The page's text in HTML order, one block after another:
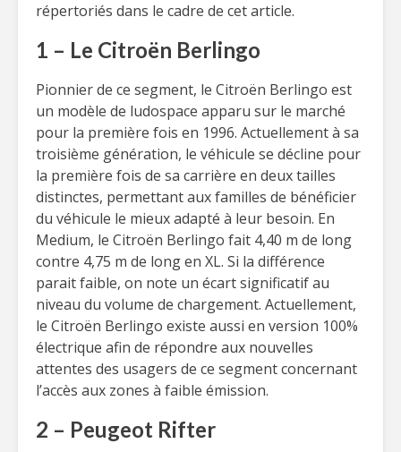
répertoriés dans le cadre de cet article.
1 – Le Citroën Berlingo
Pionnier de ce segment, le Citroën Berlingo est
un modèle de ludospace apparu sur le marché
pour la première fois en 1996. Actuellement à sa
troisième génération, le véhicule se décline pour
la première fois de sa carrière en deux tailles
distinctes, permettant aux familles de bénéficier
du véhicule le mieux adapté à leur besoin. En
Medium, le Citroën Berlingo fait 4,40 m de long
contre 4,75 m de long en XL. Si la différence
parait faible, on note un écart significatif au
niveau du volume de chargement. Actuellement,
le Citroën Berlingo existe aussi en version 100%
électrique afin de répondre aux nouvelles
attentes des usagers de ce segment concernant
l’accès aux zones à faible émission.
2 – Peugeot Rifter